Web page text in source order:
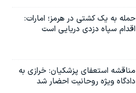
حمله به یک کشتی در هرمز؛ امارات:
اقدام سپاه دزدی دریایی است
مناقشه استعفای پزشکیان: خرازی به
دادگاه ویژه روحانیت احضار شد